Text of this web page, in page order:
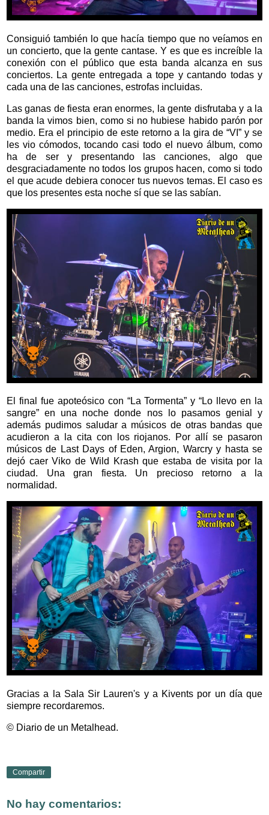
Consiguió también lo que hacía tiempo que no veíamos en
un concierto, que la gente cantase. Y es que es increíble la
conexión con el público que esta banda alcanza en sus
conciertos. La gente entregada a tope y cantando todas y
cada una de las canciones, estrofas incluidas.
Las ganas de fiesta eran enormes, la gente disfrutaba y a la
banda la vimos bien, como si no hubiese habido parón por
medio. Era el principio de este retorno a la gira de “VI” y se
les vio cómodos, tocando casi todo el nuevo álbum, como
ha de ser y presentando las canciones, algo que
desgraciadamente no todos los grupos hacen, como si todo
el que acude debiera conocer tus nuevos temas. El caso es
que los presentes esta noche sí que se las sabían.
El final fue apoteósico con “La Tormenta” y “Lo llevo en la
sangre” en una noche donde nos lo pasamos genial y
además pudimos saludar a músicos de otras bandas que
acudieron a la cita con los riojanos. Por allí se pasaron
músicos de Last Days of Eden, Argion, Warcry y hasta se
dejó caer Viko de Wild Krash que estaba de visita por la
ciudad. Una gran fiesta. Un precioso retorno a la
normalidad.
Gracias a la Sala Sir Lauren's y a Kivents por un día que
siempre recordaremos.
© Diario de un Metalhead.
Compartir
No hay comentarios: